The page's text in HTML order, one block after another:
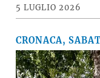
5 LUGLIO 2026
CRONACA,